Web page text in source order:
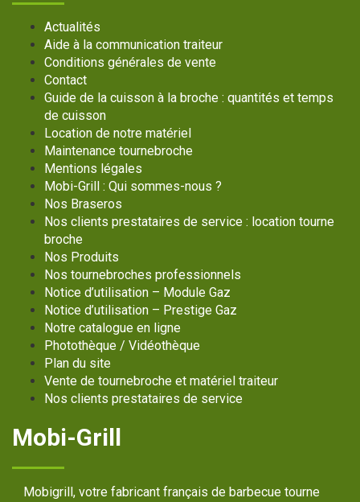
Actualités
Aide à la communication traiteur
Conditions générales de vente
Contact
Guide de la cuisson à la broche : quantités et temps
de cuisson
Location de notre matériel
Maintenance tournebroche
Mentions légales
Mobi-Grill : Qui sommes-nous ?
Nos Braseros
Nos clients prestataires de service : location tourne
broche
Nos Produits
Nos tournebroches professionnels
Notice d’utilisation – Module Gaz
Notice d’utilisation – Prestige Gaz
Notre catalogue en ligne
Photothèque / Vidéothèque
Plan du site
Vente de tournebroche et matériel traiteur
Nos clients prestataires de service
Mobi-Grill
Mobigrill, votre fabricant français de barbecue tourne